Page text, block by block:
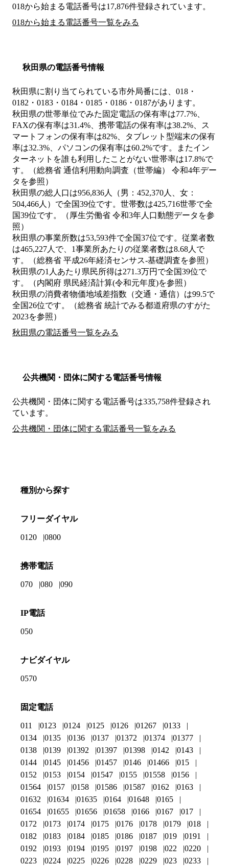
018から始まる電話番号は17,876件登録されています。
018から始まる電話番号一覧をみる
秋田県の電話番号情報
秋田県に割り当てられている市外局番には、018・
0182・0183・0184・0185・0186・0187があります。
秋田県の世帯単位でみた固定電話の保有率は77.7%、
FAXの保有率は31.4%、携帯電話の保有率は38.2%、ス
マートフォンの保有率は82%、タブレット型端末の保有
率は32.3%、パソコンの保有率は60.2%です。またイン
ターネットを誰も利用したことがない世帯率は17.8%で
す。（総務省 通信利用動向調査（世帯編） 令和4年デー
タを参照）
秋田県の総人口は956,836人（男：452,370人、女：
504,466人）で全国39位です。世帯数は425,716世帯で全
国39位です。（厚生労働省 令和3年人口動態データを参
照）
秋田県の事業所数は53,593件で全国37位です。従業者数
は465,227人で、1事業所あたりの従業者数は8.68人で
す。（総務省 平成26年経済センサス‐基礎調査を参照）
秋田県の1人あたり県民所得は271.3万円で全国39位で
す。（内閣府 県民経済計算(令和元年度)を参照）
秋田県の消費者物価地域差指数（交通・通信）は99.5で
全国26位です。（総務省 統計でみる都道府県のすがた
2023を参照）
秋田県の電話番号一覧をみる
公共機関・団体に関する電話番号情報
公共機関・団体に関する電話番号は335,758件登録され
ています。
公共機関・団体に関する電話番号一覧をみる
種別から探す
フリーダイヤル
0120 0800
携帯電話
070 080 090
IP電話
050
ナビダイヤル
0570
固定電話
011 0123 0124 0125 0126 01267
0133
0134
0135 0136 0137 01372 01374
01377
0138
0139 01392 01397 01398 0142
0143
0144
0145 01456 01457 0146 01466
015
0152
0153 0154 01547 0155 01558
0156
01564
0157 0158 01586 01587 0162
0163
01632
01634 01635 0164 01648
0165
01654
01655 01656 01658 0166 0167
017
0172
0173 0174 0175 0176 0178 0179
018
0182
0183 0184 0185 0186 0187 019
0191
0192
0193 0194 0195 0197 0198 022
0220
0223
0224 0225 0226 0228 0229 023 0233